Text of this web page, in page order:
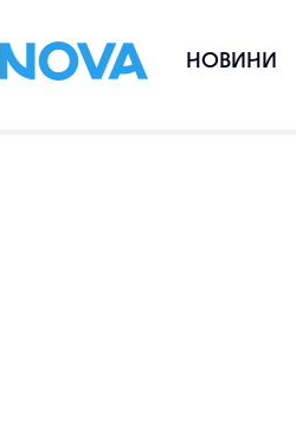
НОВИНИ